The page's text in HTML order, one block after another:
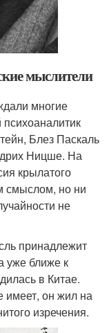
мыслители
многие
Блез Паскаль
Ницше. На
крылатого
смыслом, но ни
не
принадлежит
уже ближе к
в Китае.
имеет, он жил на
изречения.